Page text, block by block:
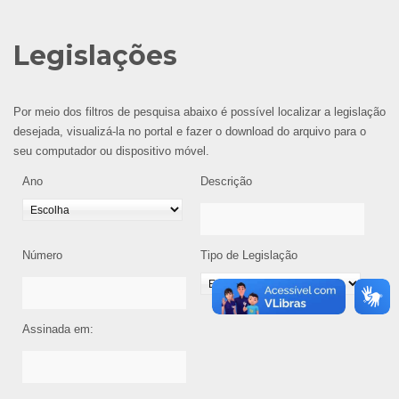
Legislações
Por meio dos filtros de pesquisa abaixo é possível localizar a legislação
desejada, visualizá-la no portal e fazer o download do arquivo para o
seu computador ou dispositivo móvel.
Ano Descrição
Número Tipo de Legislação
Assinada em: